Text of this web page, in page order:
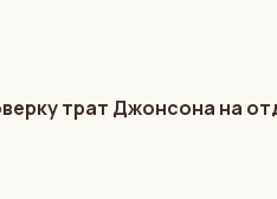
трат Джонсона на